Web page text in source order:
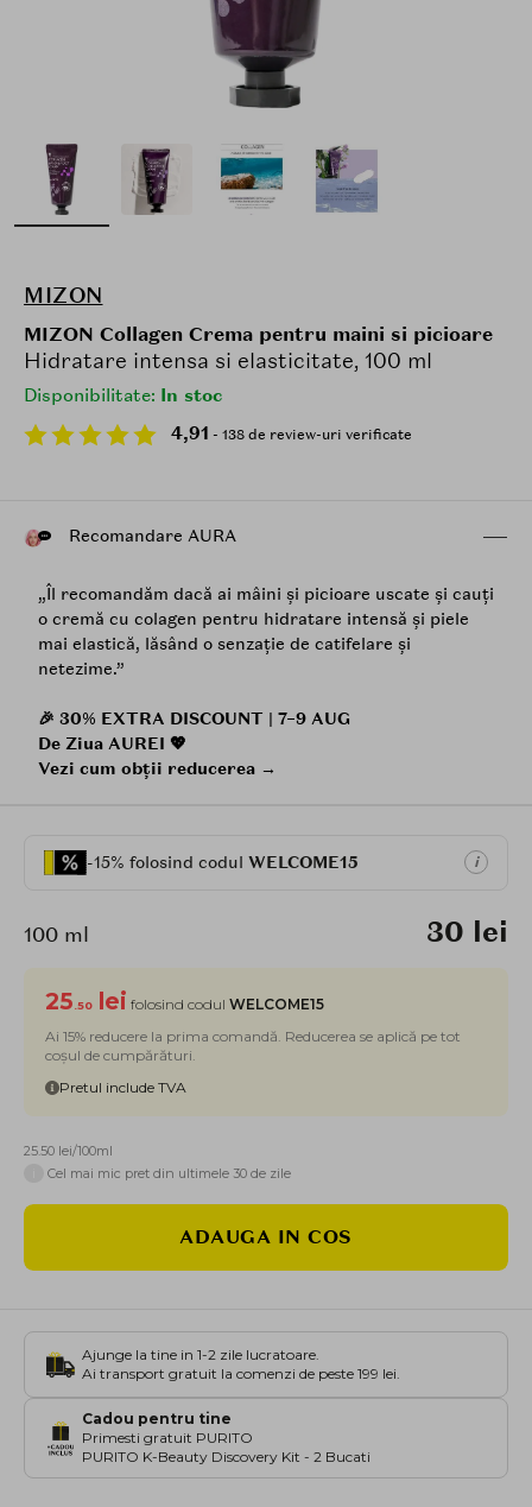
MIZON
MIZON Collagen Crema pentru maini si picioare
Hidratare intensa si elasticitate, 100 ml
Disponibilitate: In stoc
4,91 - 138 de review-uri verificate
Recomandare AURA
„Îl recomandăm dacă ai mâini și picioare uscate și cauți
o cremă cu colagen pentru hidratare intensă și piele
mai elastică, lăsând o senzație de catifelare și
netezime.”
🎉 30% EXTRA DISCOUNT | 7–9 AUG
De Ziua AUREI 💖
Vezi cum obții reducerea →
-15% folosind codul WELCOME15 i
100 ml 30 lei
25 .50 lei folosind codul WELCOME15
Ai 15% reducere la prima comandă. Reducerea se aplică pe tot
coșul de cumpărături.
Pretul include TVA
25.50 lei/100ml
Cel mai mic pret din ultimele 30 de zile
ADAUGA IN COS
Ajunge la tine in 1-2 zile lucratoare.
Ai transport gratuit la comenzi de peste 199 lei.
Cadou pentru tine
Primesti gratuit PURITO
PURITO K-Beauty Discovery Kit - 2 Bucati